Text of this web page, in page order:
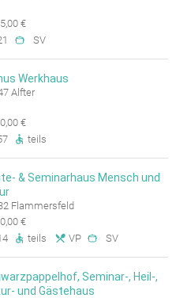
€
SV
Werkhaus
Alfter
€
teils
& Seminarhaus Mensch und
Flammersfeld
€
teils VP SV
Seminar-, Heil-,
und Gästehaus